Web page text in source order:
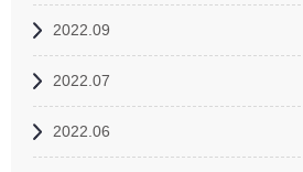
2022.09
2022.07
2022.06